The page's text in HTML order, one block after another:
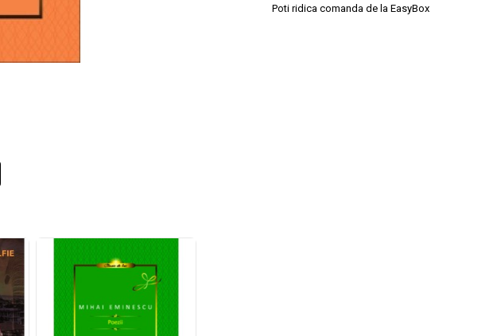
Poti ridica comanda de la EasyBox